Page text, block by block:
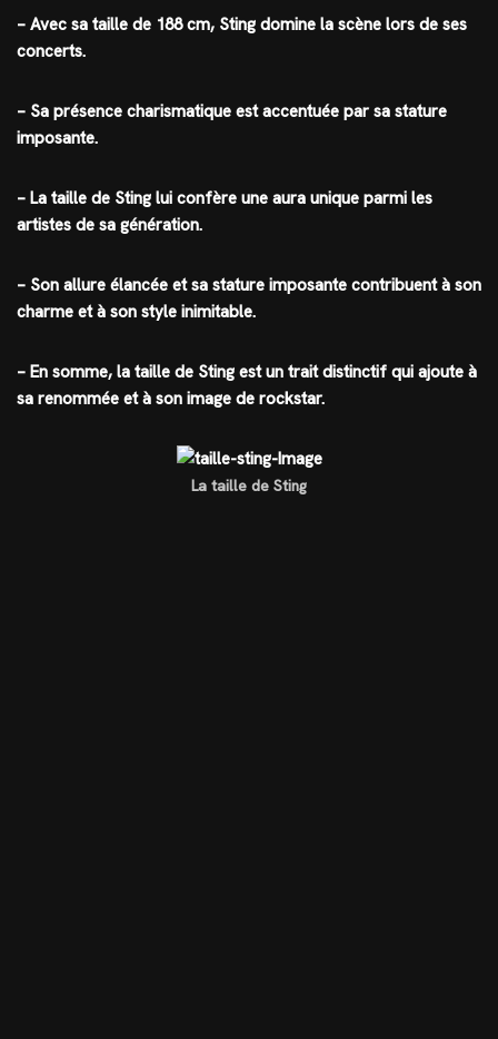
– Avec sa taille de 188 cm, Sting domine la scène lors de ses
concerts.
– Sa présence charismatique est accentuée par sa stature
imposante.
– La taille de Sting lui confère une aura unique parmi les
artistes de sa génération.
– Son allure élancée et sa stature imposante contribuent à son
charme et à son style inimitable.
– En somme, la taille de Sting est un trait distinctif qui ajoute à
sa renommée et à son image de rockstar.
La taille de Sting